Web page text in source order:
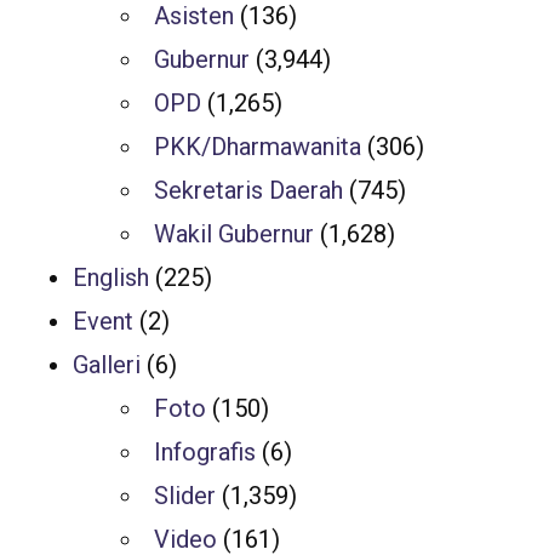
Asisten (136)
Gubernur (3,944)
OPD (1,265)
PKK/Dharmawanita (306)
Sekretaris Daerah (745)
Wakil Gubernur (1,628)
English (225)
Event (2)
Galleri (6)
Foto (150)
Infografis (6)
Slider (1,359)
Video (161)